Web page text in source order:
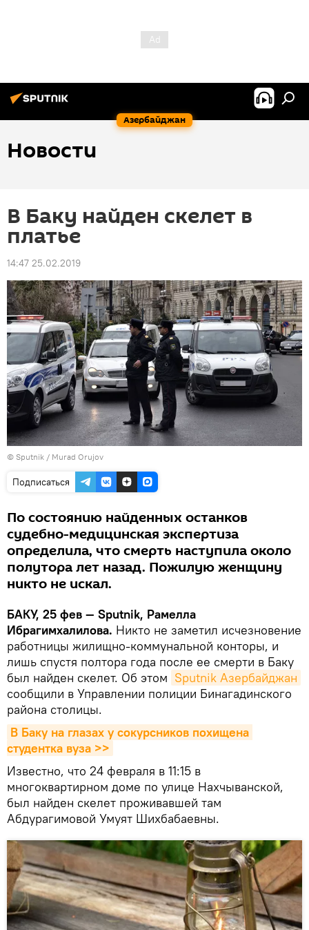
Азербайджан
Новости
В Баку найден скелет в
платье
14:47 25.02.2019
© Sputnik / Murad Orujov
Подписаться
По состоянию найденных останков
судебно-медицинская экспертиза
определила, что смерть наступила около
полутора лет назад. Пожилую женщину
никто не искал.
БАКУ, 25 фев — Sputnik, Рамелла
Ибрагимхалилова. Никто не заметил исчезновение
работницы жилищно-коммунальной конторы, и
лишь спустя полтора года после ее смерти в Баку
был найден скелет. Об этом Sputnik Азербайджан
сообщили в Управлении полиции Бинагадинского
района столицы.
В Баку на глазах у сокурсников похищена
студентка вуза >>
Известно, что 24 февраля в 11:15 в
многоквартирном доме по улице Нахчыванской,
был найден скелет проживавшей там
Абдурагимовой Умуят Шихбабаевны.